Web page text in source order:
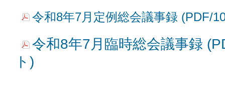
令和8年7月定例総会議事録 (PDF/
令和8年7月臨時総会議事録
ト)